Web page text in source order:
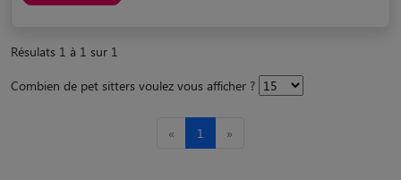
Résulats 1 à 1 sur 1
Combien de pet sitters voulez vous afficher ?
« 1 »